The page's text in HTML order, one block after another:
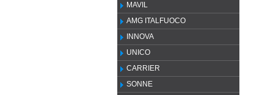
MAVIL
AMG ITALFUOCO
INNOVA
UNICO
CARRIER
SONNE